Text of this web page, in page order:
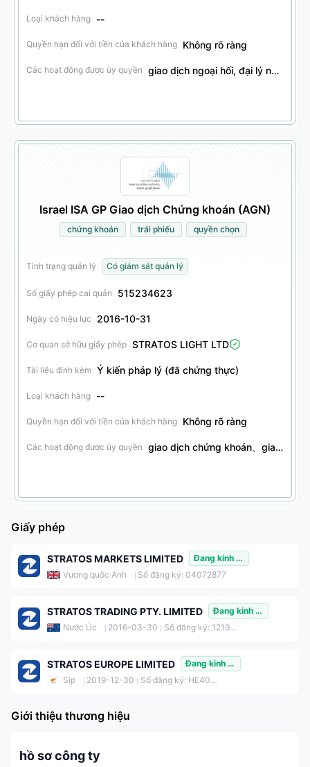
Loại khách hàng --
Quyền hạn đối với tiền của khách hàng Không rõ ràng
Các hoạt động được ủy quyền giao dịch ngoại hối, đại lý ngoại hối, giao dịch công cụ phái sinh tài chính, đại lý công cụ phái sinh tài chính, giao dịch chứng khoán, đại lý chứng khoán, giao dịch sản phẩm tài chính khác, đại lý sản phẩm tài chính khác
Israel ISA GP Giao dịch Chứng khoán (AGN)
chứng khoán trái phiếu quyền chọn
Tình trạng quản lý Có giám sát quản lý
Số giấy phép cai quản 515234623
Ngày có hiệu lực 2016-10-31
Cơ quan sở hữu giấy phép STRATOS LIGHT LTD
Tài liệu đính kèm Ý kiến pháp lý (đã chứng thực)
Loại khách hàng --
Quyền hạn đối với tiền của khách hàng Không rõ ràng
Các hoạt động được ủy quyền giao dịch chứng khoán、giao dịch trái phiếu、giao dịch quyền chọn
Giấy phép
STRATOS MARKETS LIMITED
Đang kinh doanh
Vương quốc Anh
Số đăng ký: 04072877
STRATOS TRADING PTY. LIMITED
Đang kinh doanh
Nước Úc
2016-03-30 Số đăng ký: 121934432
STRATOS EUROPE LIMITED
Đang kinh doanh
Síp
2019-12-30 Số đăng ký: HE405643
Giới thiệu thương hiệu
hồ sơ công ty